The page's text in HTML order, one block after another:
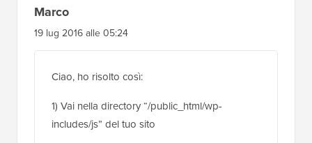
Marco
19 lug 2016 alle 05:24
Ciao, ho risolto così:
1) Vai nella directory “/public_html/wp-
includes/js” del tuo sito